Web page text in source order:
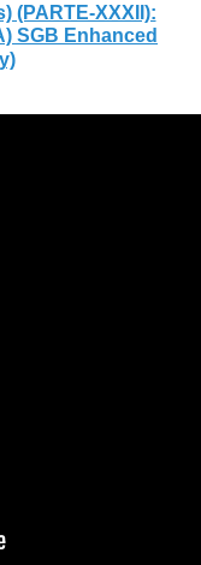
(PARTE-XXXII):
SGB Enhanced